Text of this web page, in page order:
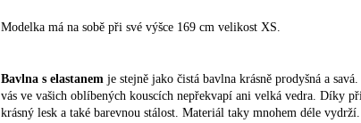
Modelka má na sobě při své výšce 169 cm velikost XS.
Bavlna s elastanem je stejně jako čistá bavlna krásně prodyšná a
vás ve vašich oblíbených kouscích nepřekvapí ani velká vedra. Díky
krásný lesk a také barevnou stálost. Materiál taky mnohem déle